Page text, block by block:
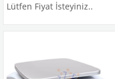
Lütfen Fiyat İsteyiniz..